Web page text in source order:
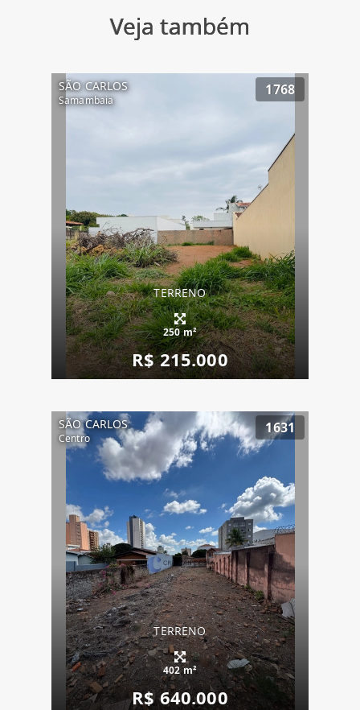
Veja também
SÃO CARLOS
Samambaia
1768
TERRENO
250 m²
R$ 215.000
SÃO CARLOS
Centro
1631
TERRENO
402 m²
R$ 640.000